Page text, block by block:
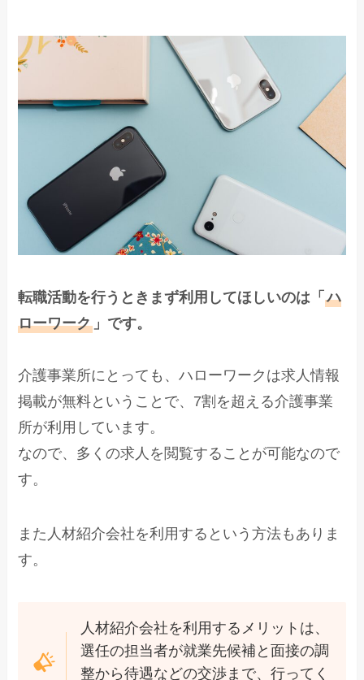
転職活動を行うときまず利用してほしいのは「ハ
ローワーク 」です。
介護事業所にとっても、ハローワークは求人情報
掲載が無料ということで、7割を超える介護事業
所が利用しています。
なので、多くの求人を閲覧することが可能なので
す。
また人材紹介会社を利用するという方法もありま
す。
人材紹介会社を利用するメリットは、
選任の担当者が就業先候補と面接の調
整から待遇などの交渉まで、行ってく